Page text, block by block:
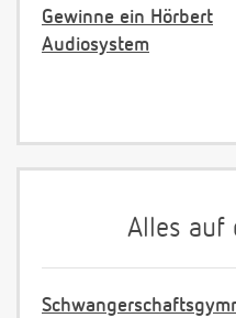
Gewinne ein Hörbert
Audiosystem
Alles auf